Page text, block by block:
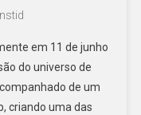
em 11 de junho
do universo de
de um
criando uma das